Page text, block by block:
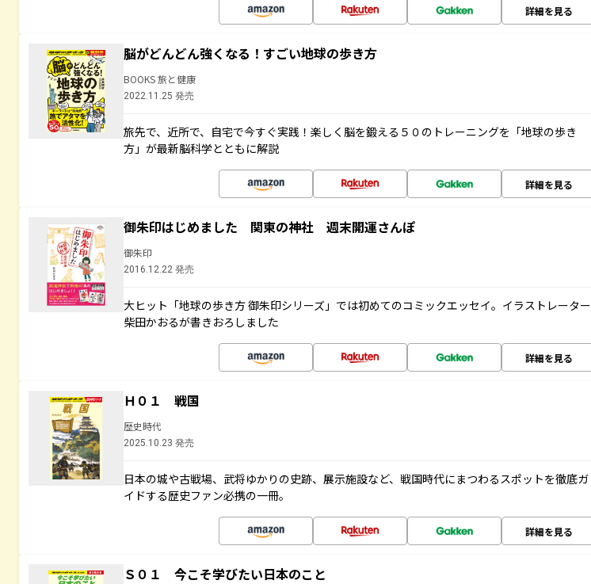
詳細を見る
脳がどんどん強くなる！すごい地球の歩き方
BOOKS 旅と健康
2022.11.25 発売
旅先で、近所で、自宅で今すぐ実践！楽しく脳を鍛える５０のトレーニングを「地球の歩き
方」が最新脳科学とともに解説
詳細を見る
御朱印はじめました 関東の神社 週末開運さんぽ
御朱印
2016.12.22 発売
大ヒット「地球の歩き方 御朱印シリーズ」では初めてのコミックエッセイ。イラストレーター
柴田かおるが書きおろしました
詳細を見る
Ｈ０１ 戦国
歴史時代
2025.10.23 発売
日本の城や古戦場、武将ゆかりの史跡、展示施設など、戦国時代にまつわるスポットを徹底ガ
イドする歴史ファン必携の一冊。
詳細を見る
Ｓ０１ 今こそ学びたい日本のこと